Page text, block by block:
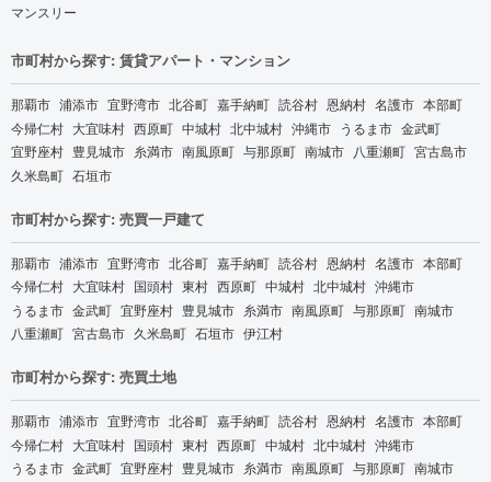
マンスリー
市町村から探す: 賃貸アパート・マンション
那覇市 浦添市 宜野湾市 北谷町 嘉手納町 読谷村 恩納村 名護市 本部町
今帰仁村 大宜味村 西原町 中城村 北中城村 沖縄市 うるま市 金武町
宜野座村 豊見城市 糸満市 南風原町 与那原町 南城市 八重瀬町 宮古島市
久米島町 石垣市
市町村から探す: 売買一戸建て
那覇市 浦添市 宜野湾市 北谷町 嘉手納町 読谷村 恩納村 名護市 本部町
今帰仁村 大宜味村 国頭村 東村 西原町 中城村 北中城村 沖縄市
うるま市 金武町 宜野座村 豊見城市 糸満市 南風原町 与那原町 南城市
八重瀬町 宮古島市 久米島町 石垣市 伊江村
市町村から探す: 売買土地
那覇市 浦添市 宜野湾市 北谷町 嘉手納町 読谷村 恩納村 名護市 本部町
今帰仁村 大宜味村 国頭村 東村 西原町 中城村 北中城村 沖縄市
うるま市 金武町 宜野座村 豊見城市 糸満市 南風原町 与那原町 南城市